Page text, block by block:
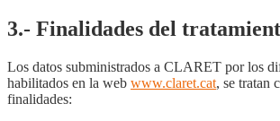
3.- Finalidades del
Los datos subministrados a CLARET por los
habilitados en la web www.claret.cat, se tratan
finalidades: